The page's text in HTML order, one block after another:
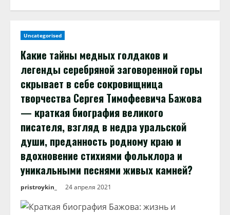
Uncategorised
Какие тайны медных голдаков и
легенды серебряной заговоренной горы
скрывает в себе сокровищница
творчества Сергея Тимофеевича Бажова
— краткая биография великого
писателя, взгляд в недра уральской
души, преданность родному краю и
вдохновение стихиями фольклора и
уникальными песнями живых камней?
pristroykin_ 24 апреля 2021